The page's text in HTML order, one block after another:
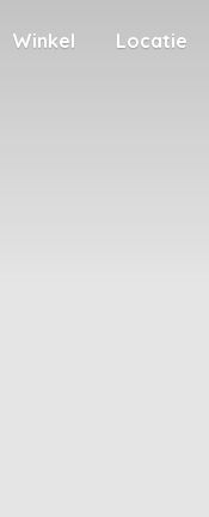
Winkel Locatie